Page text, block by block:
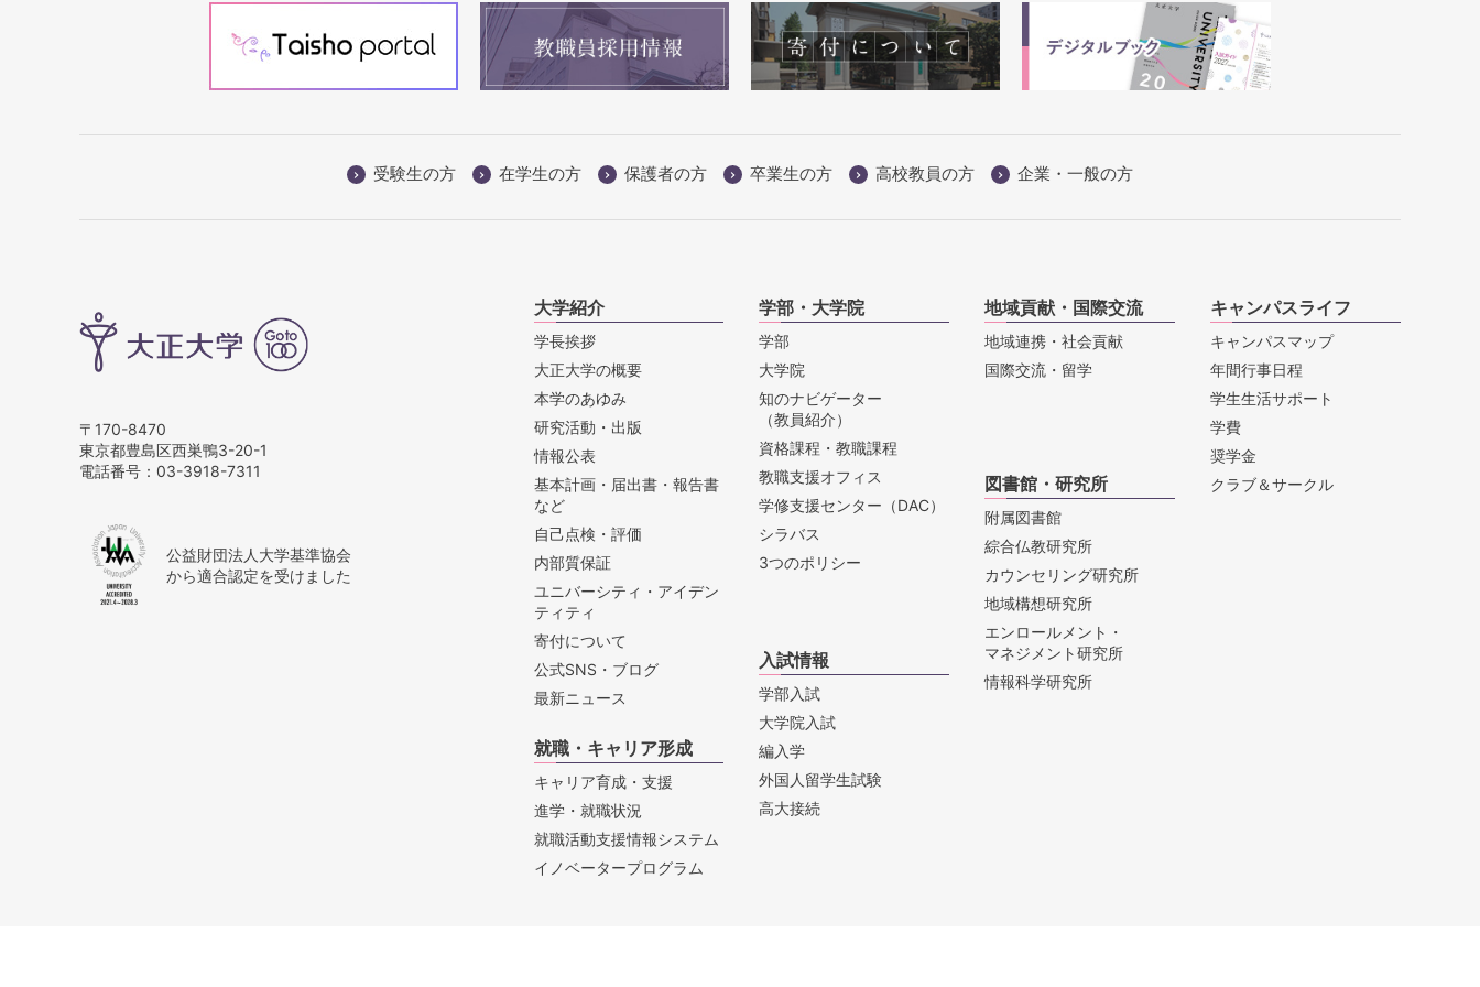
受験生の方 在学生の方 保護者の方 卒業生の方 高校教員の方 企業・一般の方
〒170-8470
東京都豊島区西巣鴨3-20-1
電話番号： 03-3918-7311
公益財団法人大学基準協会
から適合認定を受けました
大学紹介
学長挨拶
大正大学の概要
本学のあゆみ
研究活動・出版
情報公表
基本計画・届出書・報告書
など
自己点検・評価
内部質保証
ユニバーシティ・アイデン
ティティ
寄付について
公式SNS・ブログ
最新ニュース
学部・大学院
学部
大学院
知のナビゲーター
（教員紹介）
資格課程・教職課程
教職支援オフィス
学修支援センター（DAC）
シラバス
3つのポリシー
地域貢献・国際交流
地域連携・社会貢献
国際交流・留学
キャンパスライフ
キャンパスマップ
年間行事日程
学生生活サポート
学費
奨学金
クラブ＆サークル
就職・キャリア形成
キャリア育成・支援
進学・就職状況
就職活動支援情報システム
イノベータープログラム
入試情報
学部入試
大学院入試
編入学
外国人留学生試験
高大接続
図書館・研究所
附属図書館
綜合仏教研究所
カウンセリング研究所
地域構想研究所
エンロールメント・
マネジメント研究所
情報科学研究所